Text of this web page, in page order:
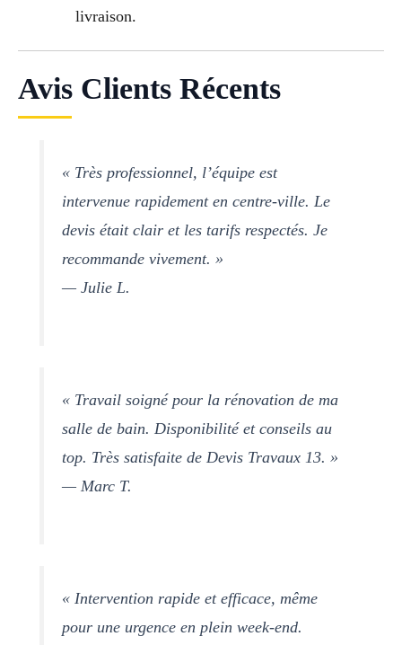
livraison.
Avis Clients Récents
« Très professionnel, l’équipe est
intervenue rapidement en centre-ville. Le
devis était clair et les tarifs respectés. Je
recommande vivement. »
— Julie L.
« Travail soigné pour la rénovation de ma
salle de bain. Disponibilité et conseils au
top. Très satisfaite de Devis Travaux 13. »
— Marc T.
« Intervention rapide et efficace, même
pour une urgence en plein week-end.